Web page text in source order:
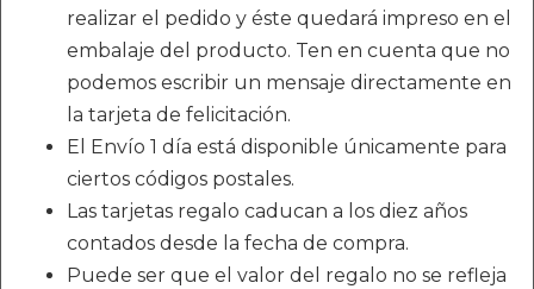
realizar el pedido y éste quedará impreso en el
embalaje del producto. Ten en cuenta que no
podemos escribir un mensaje directamente en
la tarjeta de felicitación.
El Envío 1 día está disponible únicamente para
ciertos códigos postales.
Las tarjetas regalo caducan a los diez años
contados desde la fecha de compra.
Puede ser que el valor del regalo no se refleja